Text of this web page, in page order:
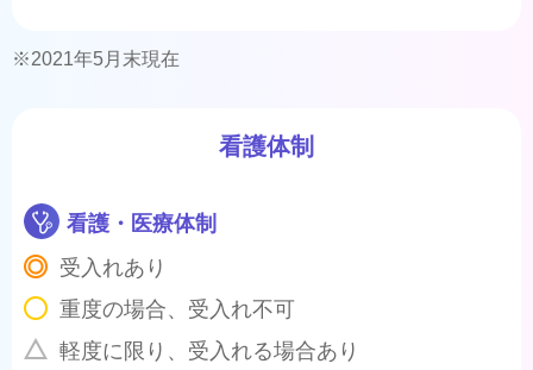
※2021年5月末現在
看護体制
看護・医療体制
受入れあり
重度の場合、受入れ不可
軽度に限り、受入れる場合あり